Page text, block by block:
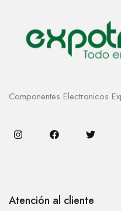
Componentes Electronicos
Atención al cliente